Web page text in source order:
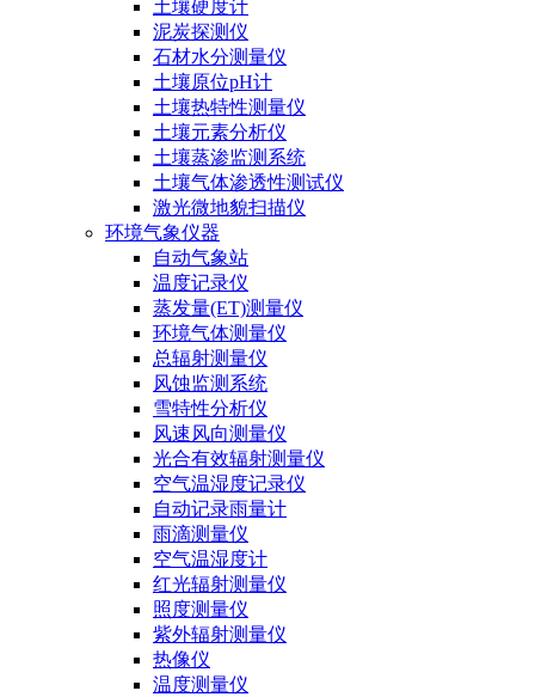
土壤硬度计
泥炭探测仪
石材水分测量仪
土壤原位pH计
土壤热特性测量仪
土壤元素分析仪
土壤蒸渗监测系统
土壤气体渗透性测试仪
激光微地貌扫描仪
环境气象仪器
自动气象站
温度记录仪
蒸发量(ET)测量仪
环境气体测量仪
总辐射测量仪
风蚀监测系统
雪特性分析仪
风速风向测量仪
光合有效辐射测量仪
空气温湿度记录仪
自动记录雨量计
雨滴测量仪
空气温湿度计
红光辐射测量仪
照度测量仪
紫外辐射测量仪
热像仪
温度测量仪